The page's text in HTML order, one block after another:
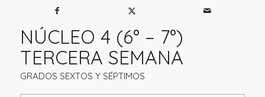
NÚCLEO 4 (6° – 7°)
TERCERA SEMANA
GRADOS SEXTOS Y SÉPTIMOS